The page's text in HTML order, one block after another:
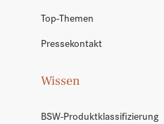
Top-Themen
Pressekontakt
Wissen
BSW-Produktklassifizierung